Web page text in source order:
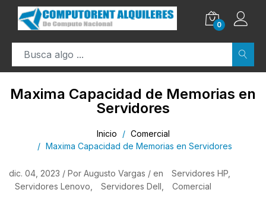
0
Maxima Capacidad de Memorias en
Servidores
Inicio
Comercial
Maxima Capacidad de Memorias en Servidores
dic. 04, 2023 / Por Augusto Vargas / en
Servidores HP
Servidores Lenovo
Servidores Dell Comercial